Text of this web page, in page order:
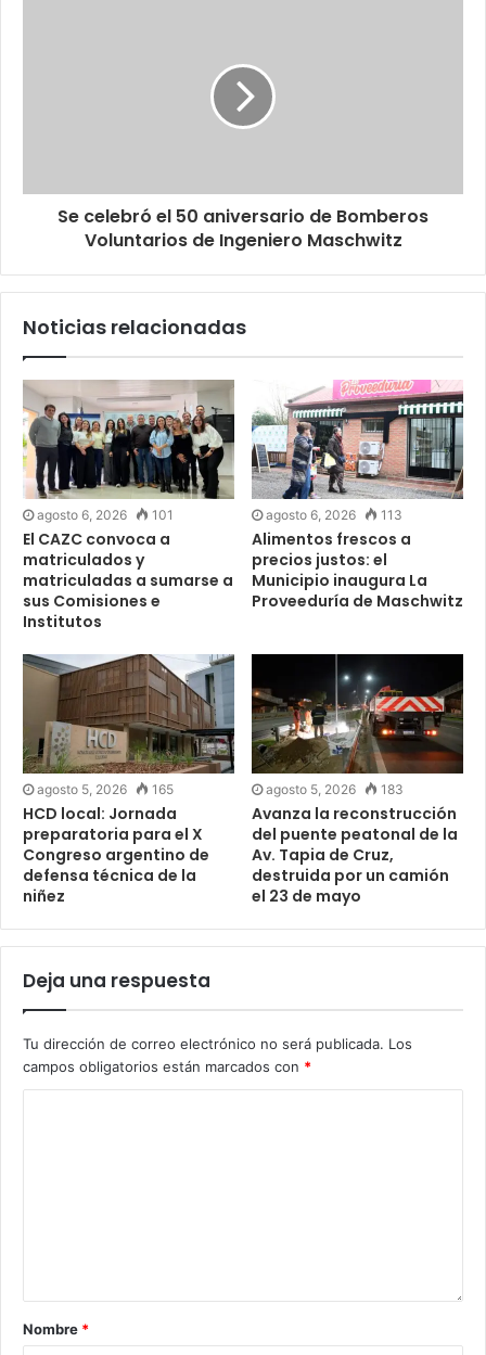
Se celebró el 50 aniversario de Bomberos
Voluntarios de Ingeniero Maschwitz
Noticias relacionadas
agosto 6, 2026 101
El CAZC convoca a
matriculados y
matriculadas a sumarse a
sus Comisiones e
Institutos
agosto 6, 2026 113
Alimentos frescos a
precios justos: el
Municipio inaugura La
Proveeduría de Maschwitz
agosto 5, 2026 165
HCD local: Jornada
preparatoria para el X
Congreso argentino de
defensa técnica de la
niñez
agosto 5, 2026 183
Avanza la reconstrucción
del puente peatonal de la
Av. Tapia de Cruz,
destruida por un camión
el 23 de mayo
Deja una respuesta
Tu dirección de correo electrónico no será publicada. Los
campos obligatorios están marcados con *
Nombre *